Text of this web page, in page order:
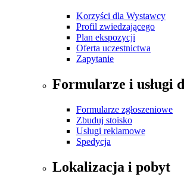
Korzyści dla Wystawcy
Profil zwiedzającego
Plan ekspozycji
Oferta uczestnictwa
Zapytanie
Formularze i usługi
Formularze zgłoszeniowe
Zbuduj stoisko
Usługi reklamowe
Spedycja
Lokalizacja i pobyt